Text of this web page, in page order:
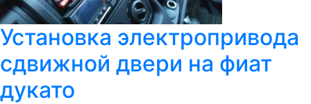
Установка электропривода
сдвижной двери на фиат
дукато